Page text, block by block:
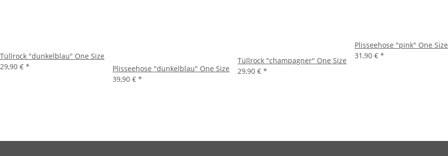
Tüllrock "dunkelblau" One Size
29,90 € *
Plisseehose "dunkelblau" One Size
39,90 € *
Tüllrock "champagner" One Size
29,90 € *
Plisseehose "pink" One Size
31,90 € *